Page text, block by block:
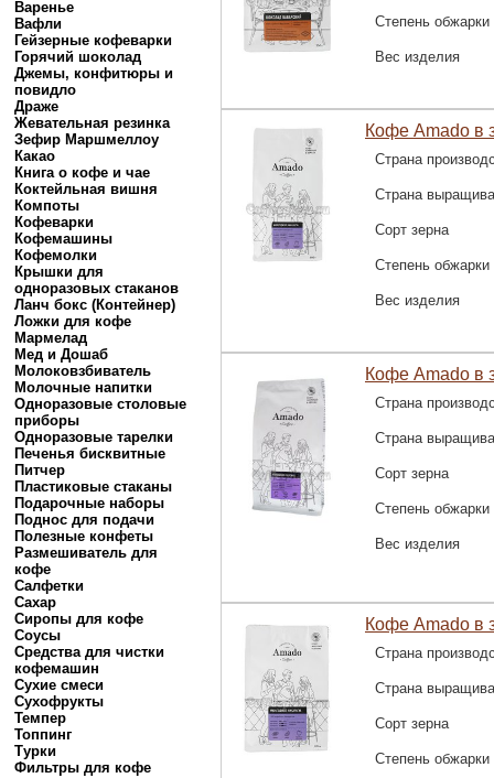
Варенье
Вафли
Гейзерные кофеварки
Горячий шоколад
Джемы, конфитюры и
повидло
Драже
Жевательная резинка
Зефир Маршмеллоу
Какао
Книга о кофе и чае
Коктейльная вишня
Компоты
Кофеварки
Кофемашины
Кофемолки
Крышки для
одноразовых стаканов
Ланч бокс (Контейнер)
Ложки для кофе
Мармелад
Мед и Дошаб
Молоковзбиватель
Молочные напитки
Одноразовые столовые
приборы
Одноразовые тарелки
Печенья бисквитные
Питчер
Пластиковые стаканы
Подарочные наборы
Поднос для подачи
Полезные конфеты
Размешиватель для
кофе
Салфетки
Сахар
Сиропы для кофе
Соусы
Средства для чистки
кофемашин
Сухие смеси
Сухофрукты
Темпер
Топпинг
Турки
Фильтры для кофе
Степень обжарки
Вес изделия
Кофе Amado в
Страна
Страна
Сорт зерна
Степень обжарки
Вес изделия
Кофе Amado в
Страна
Страна
Сорт зерна
Степень обжарки
Вес изделия
Кофе Amado в
Страна
Страна
Сорт зерна
Степень обжарки